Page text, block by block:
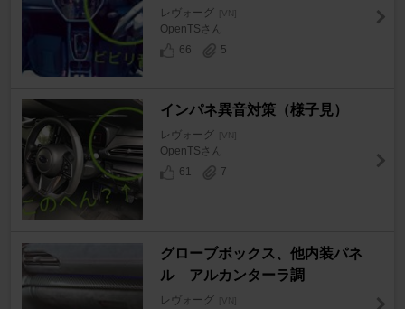
レヴォーグ [VN]
OpenTSさん
66
5
インパネ異音対策（様子見）
レヴォーグ [VN]
OpenTSさん
61
7
グローブボックス、他内装パネ
ル アルカンターラ調
レヴォーグ [VN]